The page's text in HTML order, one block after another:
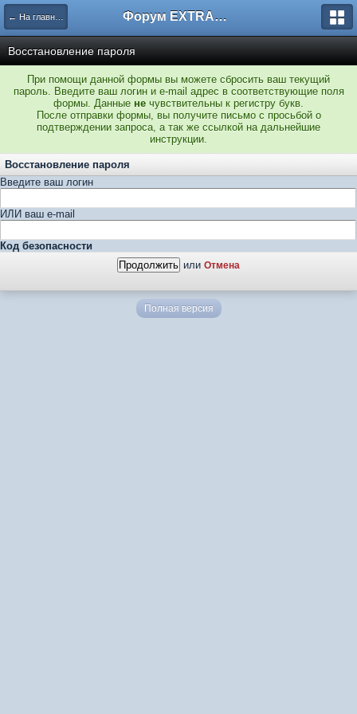
← На главную Форум EXTRACTOR.ru
Восстановление пароля
При помощи данной формы вы можете сбросить ваш текущий
пароль. Введите ваш логин и e-mail адрес в соответствующие поля
формы. Данные не чувствительны к регистру букв.
После отправки формы, вы получите письмо с просьбой о
подтверждении запроса, а так же ссылкой на дальнейшие
инструкции.
Восстановление пароля
Введите ваш логин
ИЛИ ваш e-mail
Код безопасности
или Отмена
Полная версия